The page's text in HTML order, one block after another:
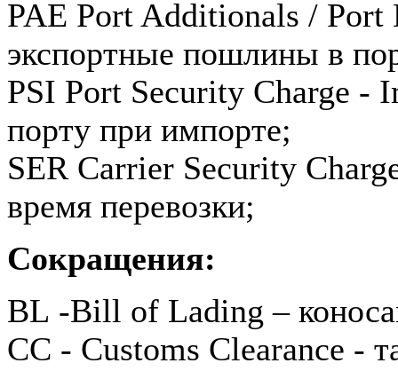
PAE Port Additionals / Port
экспортные пошлины в
PSI Port Security Charge -
порту при импорте;
SER Carrier Security
время перевозки;
Сокращения:
BL -Bill of Lading –
CC - Customs Clearance -